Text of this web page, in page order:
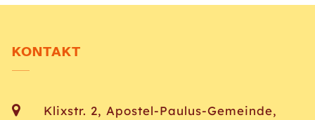
KONTAKT
Klixstr. 2, Apostel-Paulus-Gemeinde,